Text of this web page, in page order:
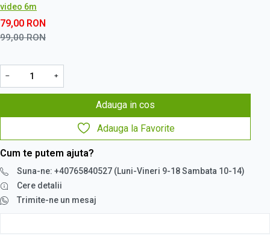
video 6m
79,00 RON
99,00RON
− +
Adauga in cos
Adauga la Favorite
Cum te putem ajuta?
Suna-ne: +40765840527 (Luni-Vineri 9-18 Sambata 10-14)
Cere detalii
Trimite-ne un mesaj